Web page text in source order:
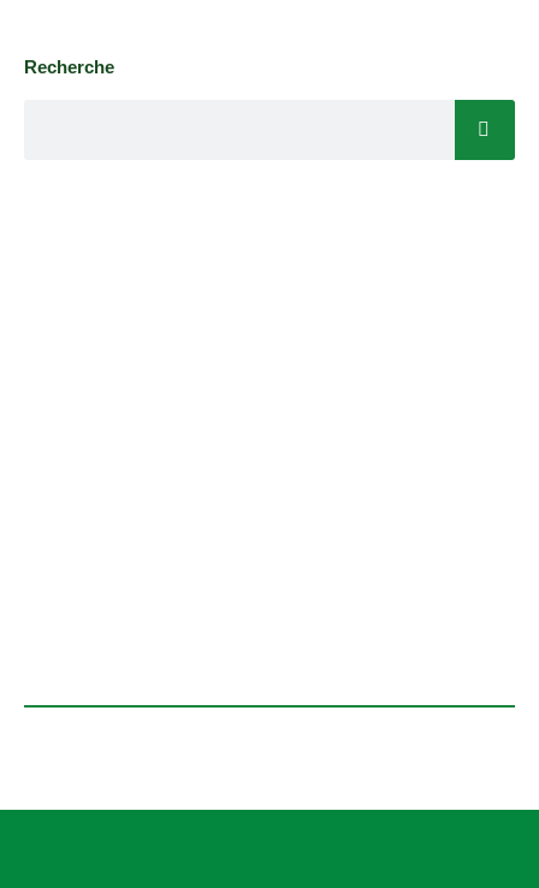
Recherche